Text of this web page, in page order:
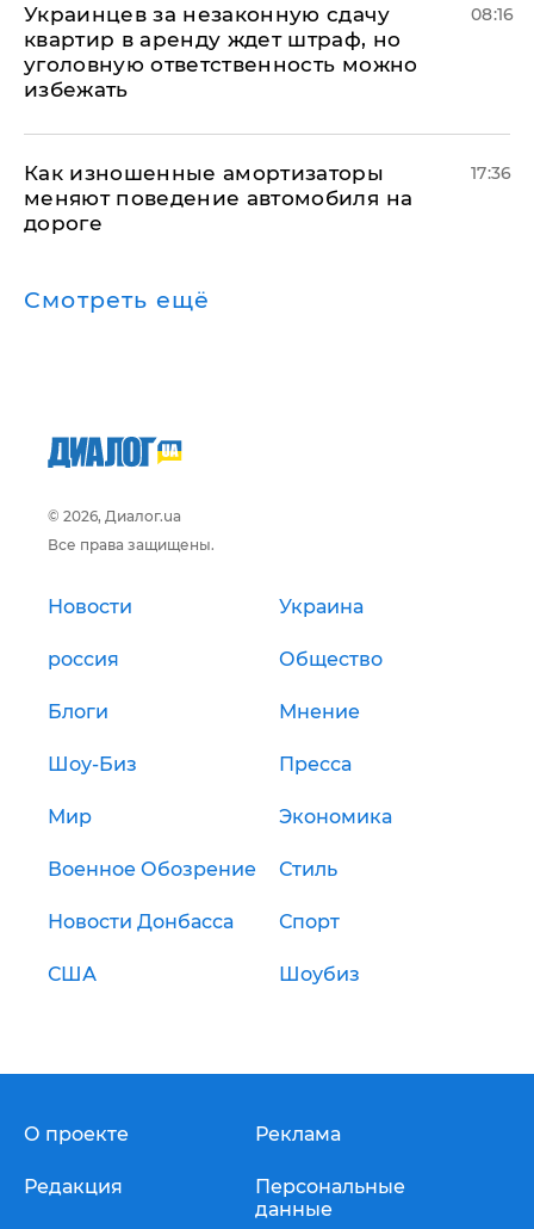
Украинцев за незаконную сдачу
квартир в аренду ждет штраф, но
уголовную ответственность можно
избежать
08:16
Как изношенные амортизаторы
меняют поведение автомобиля на
дороге
17:36
Смотреть ещё
© 2026, Диалог.ua
Все права защищены.
Новости Украина
россия Общество
Блоги Мнение
Шоу-Биз Пресса
Мир Экономика
Военное Обозрение Стиль
Новости Донбасса Спорт
США Шоубиз
О проекте
Редакция
Реклама
Персональные
данные